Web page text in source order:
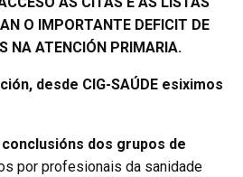
O IMPORTANTE DEFICIT DE
NA ATENCIÓN PRIMARIA.
desde CIG-SAÚDE esiximos
conclusións dos grupos de
por profesionais da sanidade